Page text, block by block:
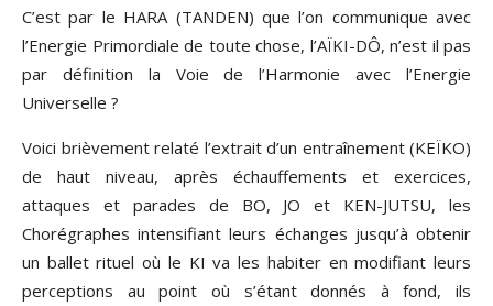
C’est par le HARA (TANDEN) que l’on communique avec
l’Energie Primordiale de toute chose, l’AÏKI-DÔ, n’est il pas
par définition la Voie de l’Harmonie avec l’Energie
Universelle ?
Voici brièvement relaté l’extrait d’un entraînement (KEÏKO)
de haut niveau, après échauffements et exercices,
attaques et parades de BO, JO et KEN-JUTSU, les
Chorégraphes intensifiant leurs échanges jusqu’à obtenir
un ballet rituel où le KI va les habiter en modifiant leurs
perceptions au point où s’étant donnés à fond, ils